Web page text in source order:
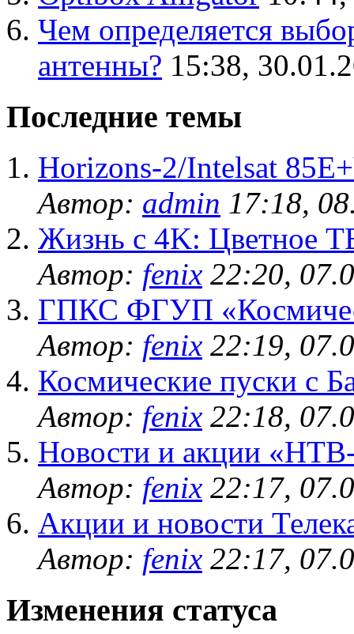
Чем определяется
антенны? 15:38,
Последние темы
Horizons-2/Intelsat
Автор: admin 17:18,
Жизнь с 4K: Цветное
Автор: fenix 22:20,
ГПКС ФГУП
Автор: fenix 22:19,
Космические пуски с
Автор: fenix 22:18,
Новости и акции
Автор: fenix 22:17,
Акции и новости
Автор: fenix 22:17,
Изменения статуса